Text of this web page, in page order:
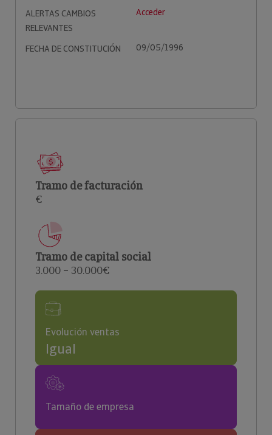
ALERTAS CAMBIOS
RELEVANTES
Acceder
FECHA DE CONSTITUCIÓN 09/05/1996
Tramo de facturación
€
Tramo de capital social
3.000 – 30.000€
Evolución ventas
Igual
Tamaño de empresa